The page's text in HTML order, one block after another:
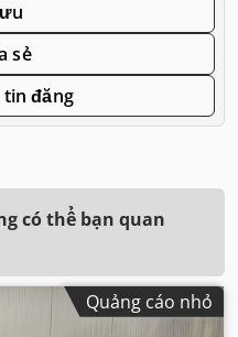
sẻ
tin đăng
có thể bạn quan
Quảng cáo nhỏ